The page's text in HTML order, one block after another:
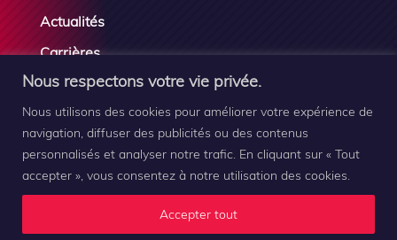
Nous respectons votre vie privée.
Nous utilisons des cookies pour améliorer votre expérience de
navigation, diffuser des publicités ou des contenus
personnalisés et analyser notre trafic. En cliquant sur « Tout
accepter », vous consentez à notre utilisation des cookies.
Accepter tout
Actualités
Carrières
Contactez-nous
Groupe 6NAPSE © 2019-2026 |